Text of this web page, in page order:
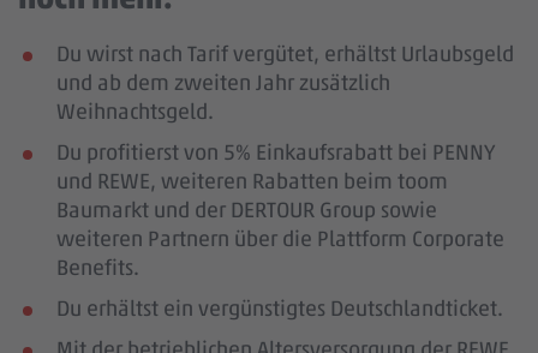
Du wirst nach Tarif vergütet, erhältst Urlaubsgeld
und ab dem zweiten Jahr zusätzlich
Weihnachtsgeld.
Du profitierst von 5% Einkaufsrabatt bei PENNY
und REWE, weiteren Rabatten beim toom
Baumarkt und der DERTOUR Group sowie
weiteren Partnern über die Plattform Corporate
Benefits.
Du erhältst ein vergünstigtes Deutschlandticket.